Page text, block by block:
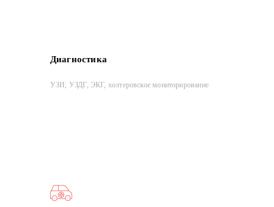
Диагностика
УЗИ, УЗДГ, ЭКГ, холтеровское мониторирование